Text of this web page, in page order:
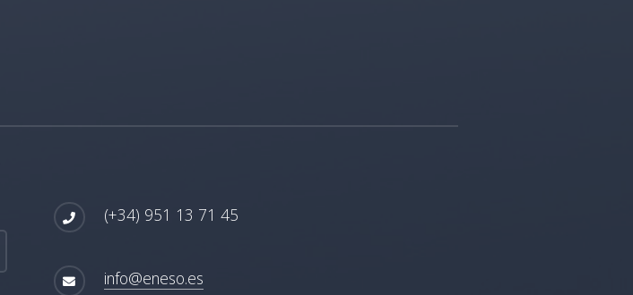
(+34) 951 13 71 45
info@eneso.es